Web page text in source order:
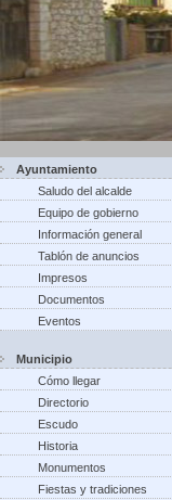
Ayuntamiento
Saludo del alcalde
Equipo de gobierno
Información general
Tablón de anuncios
Impresos
Documentos
Eventos
Municipio
Cómo llegar
Directorio
Escudo
Historia
Monumentos
Fiestas y tradiciones